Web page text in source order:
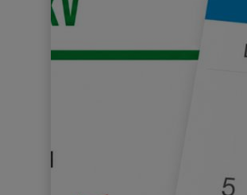
trattamento, in un formato strutturato, di uso
dispositivo automatico, e trasmetterli ad un
opporsi al trattamento in qualsiasi momento ed
8) TITOLARE DEL
Titolare del trattamento dei dati è O.S.L. S.r.l., Via